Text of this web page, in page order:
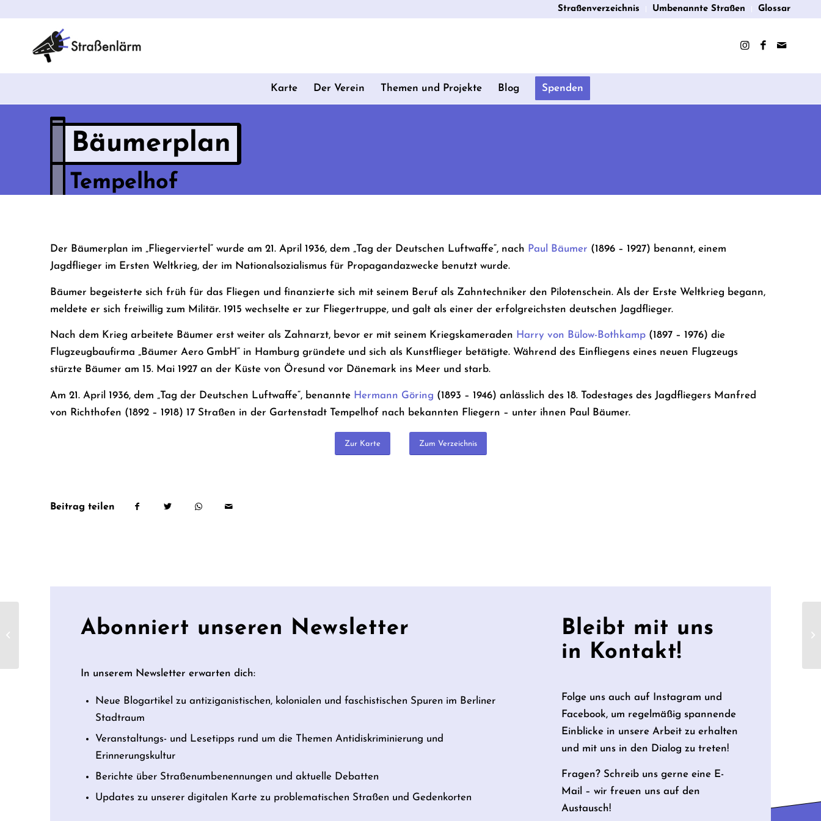
Straßenverzeichnis Umbenannte Straßen Glossar
Karte Der Verein Themen und Projekte Blog Spenden
Bäumerplan
Tempelhof
Der Bäumerplan im „Fliegerviertel“ wurde am 21. April 1936, dem „Tag der Deutschen Luftwaffe“, nach Paul Bäumer (1896 – 1927) benannt, einem
Jagdflieger im Ersten Weltkrieg, der im Nationalsozialismus für Propagandazwecke benutzt wurde.
Bäumer begeisterte sich früh für das Fliegen und finanzierte sich mit seinem Beruf als Zahntechniker den Pilotenschein. Als der Erste Weltkrieg begann,
meldete er sich freiwillig zum Militär. 1915 wechselte er zur Fliegertruppe, und galt als einer der erfolgreichsten deutschen Jagdflieger.
Nach dem Krieg arbeitete Bäumer erst weiter als Zahnarzt, bevor er mit seinem Kriegskameraden Harry von Bülow-Bothkamp (1897 – 1976) die
Flugzeugbaufirma „Bäumer Aero GmbH“ in Hamburg gründete und sich als Kunstflieger betätigte. Während des Einfliegens eines neuen Flugzeugs
stürzte Bäumer am 15. Mai 1927 an der Küste von Öresund vor Dänemark ins Meer und starb.
Am 21. April 1936, dem „Tag der Deutschen Luftwaffe“, benannte Hermann Göring (1893 – 1946) anlässlich des 18. Todestages des Jagdfliegers Manfred
von Richthofen (1892 – 1918) 17 Straßen in der Gartenstadt Tempelhof nach bekannten Fliegern – unter ihnen Paul Bäumer.
Zur Karte Zum Verzeichnis
Beitrag teilen
Abonniert unseren Newsletter
In unserem Newsletter erwarten dich:
Neue Blogartikel zu antiziganistischen, kolonialen und faschistischen Spuren im Berliner
Stadtraum
Veranstaltungs- und Lesetipps rund um die Themen Antidiskriminierung und
Erinnerungskultur
Berichte über Straßenumbenennungen und aktuelle Debatten
Updates zu unserer digitalen Karte zu problematischen Straßen und Gedenkorten
Bleibt mit uns
in Kontakt!
Folge uns auch auf Instagram und
Facebook, um regelmäßig spannende
Einblicke in unsere Arbeit zu erhalten
und mit uns in den Dialog zu treten!
Fragen? Schreib uns gerne eine E-
Mail – wir freuen uns auf den
Austausch!
Walter-Linse-Straße